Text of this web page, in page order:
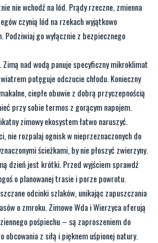
nie wchodź na lód. Prądy rzeczne, zmienna
czynią lód na rzekach wyjątkowo
go wyłącznie z bezpiecznego
nad wodą panuje specyficzny mikroklimat
potęguje odczucie chłodu. Konieczny
ciepłe obuwie z dobrą przyczepnością
przy sobie termos z gorącym napojem.
zimowy ekosystem łatwo naruszyć.
nie rozpalaj ognisk w nieprzeznaczonych do
ścieżkami, by nie płoszyć zwierzyny.
dzień jest krótki. Przed wyjściem sprawdź
o planowanej trasie i porze powrotu.
odcinki szlaków, unikając zapuszczania
o zmroku. Zimowe Wda i Wierzyca oferują
pośpiechu – są zaproszeniem do
obcowania z siłą i pięknem uśpionej natury.